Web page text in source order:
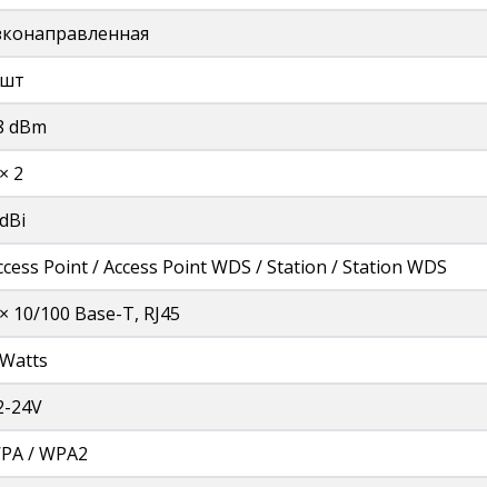
dBm
2
Point / Access Point WDS / Station / Station WDS
10/100 Base-T, RJ45
24V
/ WPA2